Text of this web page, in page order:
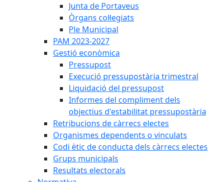
Junta de Portaveus
Òrgans col·legiats
Ple Municipal
PAM 2023-2027
Gestió econòmica
Pressupost
Execució pressupostària trimestral
Liquidació del pressupost
Informes del compliment dels
objectius d'estabilitat pressupostària
Retribucions de càrrecs electes
Organismes dependents o vinculats
Codi ètic de conducta dels càrrecs electes
Grups municipals
Resultats electorals